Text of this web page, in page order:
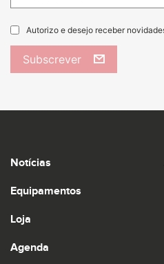
Autorizo e desejo receber
Subscrever
Notícias
Equipamentos
Loja
Agenda